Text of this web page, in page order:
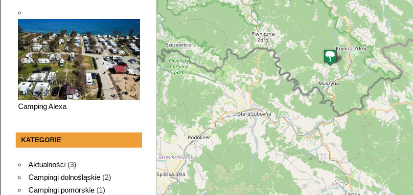
85
Camping Alexa
KATEGORIE
Aktualności(3)
Campingi dolnośląskie(2)
Campingi pomorskie(1)